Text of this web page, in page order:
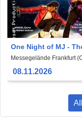
One Night of MJ -
Tribute to The King
Messegelände Frankfurt
08.11.2026